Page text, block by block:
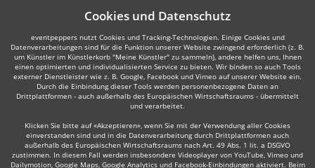
Cookies und Datenschutz
eventpeppers nutzt Cookies und Tracking-Technologien. Einige Cookies und
Datenverarbeitungen sind für die Funktion unserer Website zwingend erforderlich (z. B.
um Künstler im Künstlerkorb "Meine Künstler" zu sammeln), andere helfen uns, Ihnen
einen optimierten und individualisierten Service zu bieten. Wir binden so auch Tools
externer Dienstleister wie z. B. Google, Facebook und Vimeo auf unserer Website ein.
Durch die Einbindung dieser Tools werden personenbezogene Daten an
Drittplattformen - auch außerhalb des Europäischen Wirtschaftsraums - übermittelt
und verarbeitet.
Klicken Sie bitte auf «Akzeptieren», wenn Sie mit der Verwendung aller Cookies
einverstanden sind und in die Datenverarbeitung durch Drittplattformen auch
außerhalb des Europäischen Wirtschaftsraums nach Art. 49 Abs. 1 lit. a DSGVO
zustimmen. In diesem Fall werden insbesondere Videoplayer von YouTube, Vimeo und
Dailymotion, Google Maps, Google Analytics und Facebook-Einbindungen aktiviert. Beim